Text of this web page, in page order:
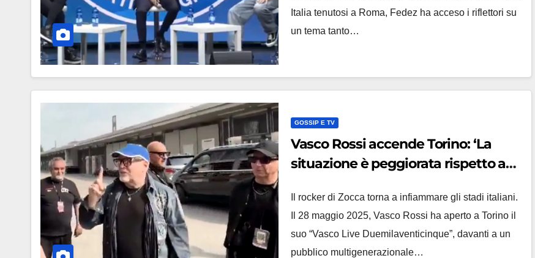
Italia tenutosi a Roma, Fedez ha acceso i riflettori su
un tema tanto…
GOSSIP E TV
Vasco Rossi accende Torino: ‘La
situazione è peggiorata rispetto a
Il rocker di Zocca torna a infiammare gli stadi italiani.
Il 28 maggio 2025, Vasco Rossi ha aperto a Torino il
suo “Vasco Live Duemilaventicinque”, davanti a un
pubblico multigenerazionale…